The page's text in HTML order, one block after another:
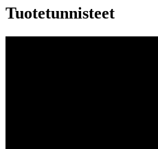
Tuotetunnisteet